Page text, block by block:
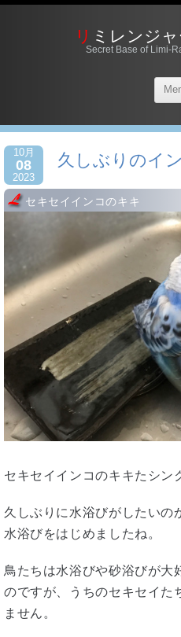
リミレンジ
Secret Base of Limi-
10月
08
2023
久しぶりのイ
セキセイインコのキキ
セキセイインコのキキたシン
久しぶりに水浴びがしたいの
水浴びをはじめましたね。
鳥たちは水浴びや砂浴びが大
のですが、うちのセキセイた
ません。